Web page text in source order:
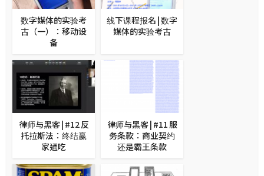
数字媒体的实验考
古（一）：移动设
备
线下课程报名 | 数字
媒体的实验考古
律师与黑客 | #12 反
托拉斯法：终结赢
家通吃
律师与黑客 | #11 服
务条款：商业契约
还是霸王条款